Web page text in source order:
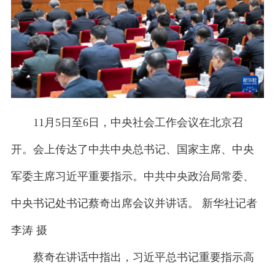
11月5日至6日，中央社会工作会议在北京召
开。会上传达了中共中央总书记、国家主席、中央
军委主席习近平重要指示。中共中央政治局常委、
中央书记处书记蔡奇出席会议并讲话。 新华社记者
李涛 摄
蔡奇在讲话中指出，习近平总书记重要指示高